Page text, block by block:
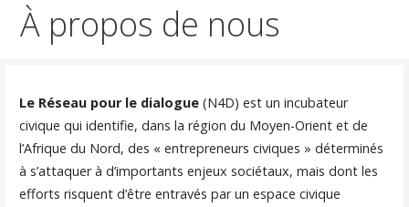
À propos de nous
Le Réseau pour le dialogue(N4D) est un incubateur
civique qui identifie, dans la région du Moyen-Orient et de
l’Afrique du Nord, des « entrepreneurs civiques » déterminés
à s’attaquer à d’importants enjeux sociétaux, mais dont les
efforts risquent d’être entravés par un espace civique